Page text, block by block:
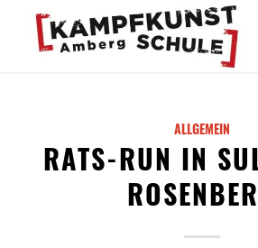
ALLGEMEIN
RATS-RUN IN